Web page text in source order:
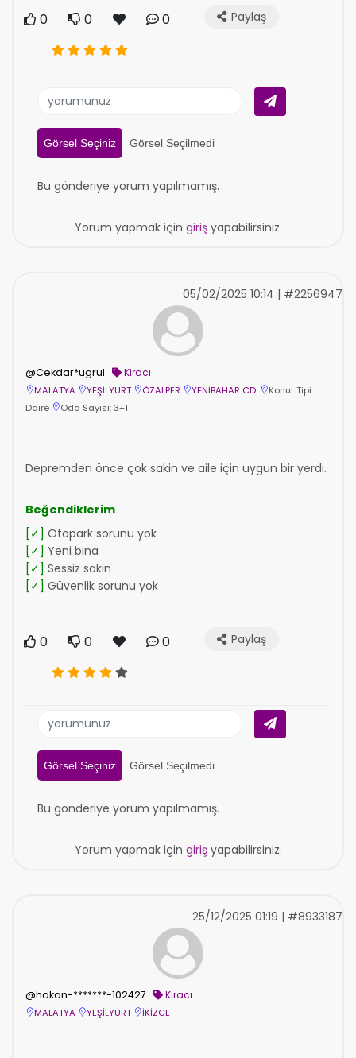
0 0 0 Paylaş
Görsel Seçiniz Görsel Seçilmedi
Bu gönderiye yorum yapılmamış.
Yorum yapmak için girişyapabilirsiniz.
@Cekdar*ugrul Kiracı
MALATYA YEŞİLYURT ÖZALPER YENİBAHAR CD.
Konut Tipi:
Daire
Oda Sayısı: 3+1
05/02/2025 10:14 | #2256947
Depremden önce çok sakin ve aile için uygun bir yerdi.
Beğendiklerim
[✓] Otopark sorunu yok
[✓] Yeni bina
[✓] Sessiz sakin
[✓] Güvenlik sorunu yok
0 0 0 Paylaş
Görsel Seçiniz Görsel Seçilmedi
Bu gönderiye yorum yapılmamış.
Yorum yapmak için girişyapabilirsiniz.
@hakan-*******-102427 Kiracı
MALATYA YEŞİLYURT İKİZCE
25/12/2025 01:19 | #8933187